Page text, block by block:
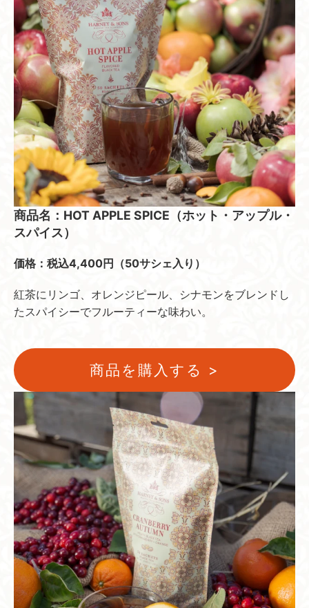
商品名：HOT APPLE SPICE（ホット・アップル・
スパイス）
価格：税込4,400円（50サシェ入り）
紅茶にリンゴ、オレンジピール、シナモンをブレンドし
たスパイシーでフルーティーな味わい。
商品を購入する >